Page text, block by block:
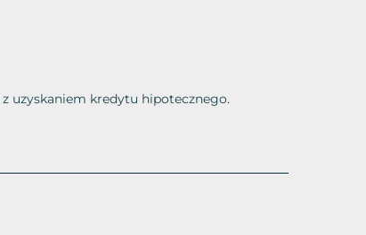
uzyskaniem kredytu hipotecznego.